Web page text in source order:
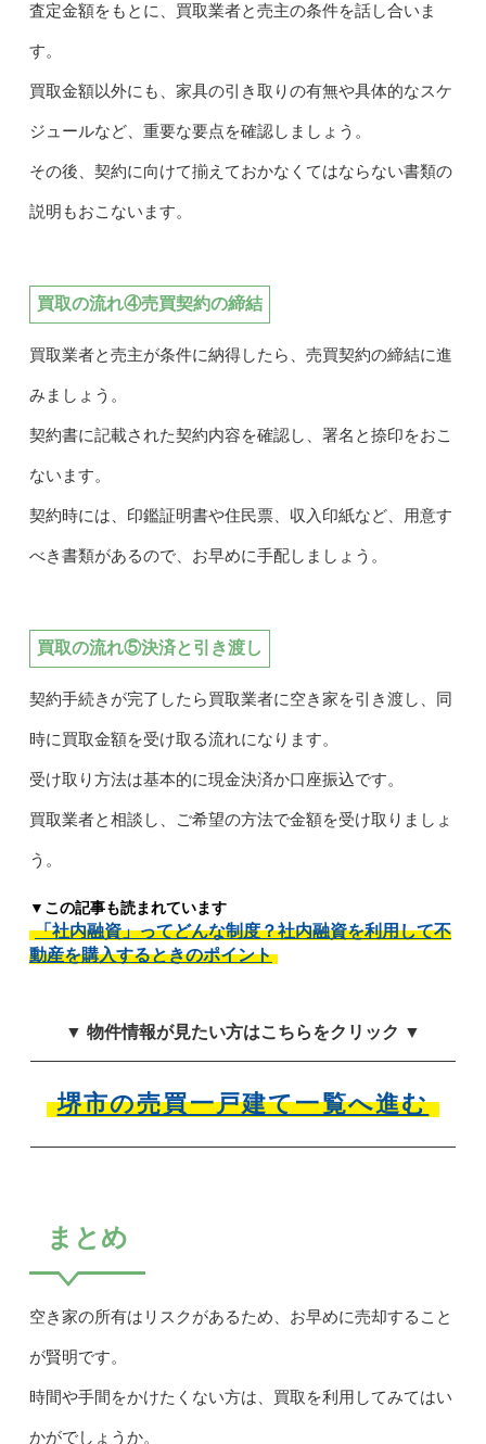
査定金額をもとに、買取業者と売主の条件を話し合いま
す。
買取金額以外にも、家具の引き取りの有無や具体的なスケ
ジュールなど、重要な要点を確認しましょう。
その後、契約に向けて揃えておかなくてはならない書類の
説明もおこないます。
買取の流れ④売買契約の締結
買取業者と売主が条件に納得したら、売買契約の締結に進
みましょう。
契約書に記載された契約内容を確認し、署名と捺印をおこ
ないます。
契約時には、印鑑証明書や住民票、収入印紙など、用意す
べき書類があるので、お早めに手配しましょう。
買取の流れ⑤決済と引き渡し
契約手続きが完了したら買取業者に空き家を引き渡し、同
時に買取金額を受け取る流れになります。
受け取り方法は基本的に現金決済か口座振込です。
買取業者と相談し、ご希望の方法で金額を受け取りましょ
う。
▼この記事も読まれています
「社内融資」ってどんな制度？社内融資を利用して不
動産を購入するときのポイント
▼ 物件情報が見たい方はこちらをクリック ▼
堺市の売買一戸建て一覧へ進む
まとめ
空き家の所有はリスクがあるため、お早めに売却すること
が賢明です。
時間や手間をかけたくない方は、買取を利用してみてはい
かがでしょうか。